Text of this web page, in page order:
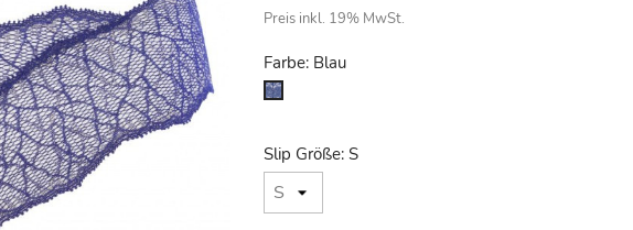
Preis inkl. 19% MwSt.
Farbe: Blau
Blau
Slip Größe: S